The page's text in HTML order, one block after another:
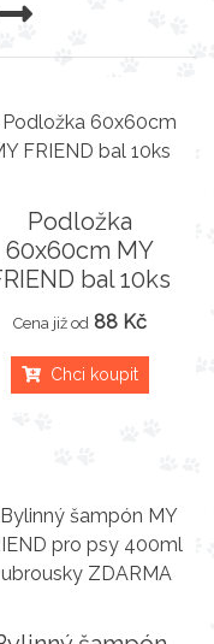
Podložka
60x60cm MY
bal 10ks
Cena již od 88 Kč
Chci koupit